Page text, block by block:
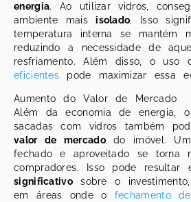
energia. Ao utilizar vidros,
ambiente maisisolado. Isso
temperatura interna se mantém
reduzindo a necessidade de
resfriamento. Além disso, o uso
eficientes pode maximizar essa
Aumento do Valor de Mercado
Além da economia de energia,
sacadas com vidros também
valor de mercadodo imóvel. Um
fechado e aproveitado se torna
compradores. Isso pode
significativosobre o investimento,
em áreas onde o fechamento